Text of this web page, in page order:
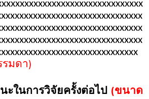
รมดา)
ะในการวิจัยครั้งต่อไป (ขนาด